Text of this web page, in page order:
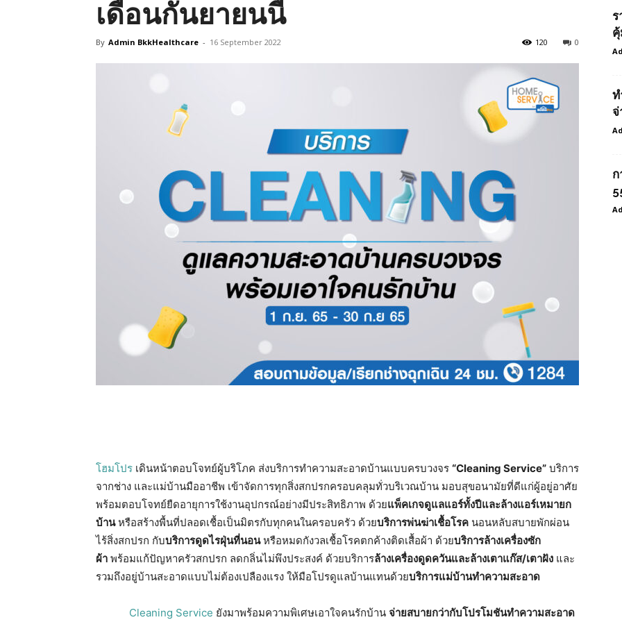
เดือนกันยายนนี้
By Admin BkkHealthcare - 16 September 2022 0
120
โฮมโปร เดินหน้าตอบโจทย์ผู้บริโภค ส่งบริการทำความสะอาดบ้านแบบครบวงจร “Cleaning Service” บริการ
จากช่าง และแม่บ้านมืออาชีพ เข้าจัดการทุกสิ่งสกปรกครอบคลุมทั่วบริเวณบ้าน มอบสุขอนามัยที่ดีแก่ผู้อยู่อาศัย
พร้อมตอบโจทย์ยืดอายุการใช้งานอุปกรณ์อย่างมีประสิทธิภาพ ด้วยแพ็คเกจดูแลแอร์ทั้งปีและล้างแอร์เหมายก
บ้านหรือสร้างพื้นที่ปลอดเชื้อเป็นมิตรกับทุกคนในครอบครัว ด้วยบริการพ่นฆ่าเชื้อโรค นอนหลับสบายพักผ่อน
ไร้สิ่งสกปรก กับบริการดูดไรฝุ่นที่นอนหรือหมดกังวลเชื้อโรคตกค้างติดเสื้อผ้า ด้วยบริการล้างเครื่องซัก
ผ้า พร้อมแก้ปัญหาครัวสกปรก ลดกลิ่นไม่พึงประสงค์ ด้วยบริการล้างเครื่องดูดควันและล้างเตาแก๊ส/เตาฝัง และ
รวมถึงอยู่บ้านสะอาดแบบไม่ต้องเปลืองแรง ให้มือโปรดูแลบ้านแทนด้วยบริการแม่บ้านทำความสะอาด
Cleaning Service ยังมาพร้อมความพิเศษเอาใจคนรักบ้าน จ่ายสบายกว่ากับโปรโมชันทำความสะอาด
ท
จ่